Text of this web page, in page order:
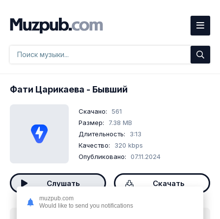
Фати Царикаева - Бывший
Скачано:
561
Размер:
7.38 MB
Длительность:
3:13
Качество:
320 kbps
Опубликовано:
07.11.2024
Слушать Скачать
muzpub.com
Would like to send you notifications